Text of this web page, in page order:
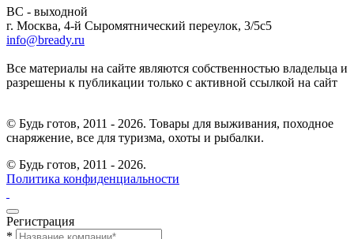
ВС - выходной
г. Москва, 4-й Сыромятнический переулок, 3/5с5
info@bready.ru
Все материалы на сайте являются собственностью владельца и
разрешены к публикации только с активной ссылкой на сайт
© Будь готов, 2011 - 2026. Товары для выживания, походное
снаряжение, все для туризма, охоты и рыбалки.
© Будь готов, 2011 - 2026.
Политика конфиденциальности
Регистрация